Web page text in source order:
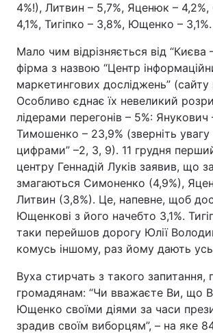
4%!), Литвин – 5,7%, Яценюк –
4,1%, Тигіпко – 3,8%, Ющенко – 3,1%.
Мало чим відрізняється від “Києва
фірма з назвою “Центр
маркетингових досліджень” (сайту
Особливо єднає їх невеликий
лідерами перегонів – 5%: Янукович
Тимошенко – 23,9% (зверніть увагу
цифрами” –2, 3, 9). 11 грудня
центру Геннадій Луків заявив, що
змагаються Симоненко (4,9%),
Литвин (3,8%). Це, напевне, щоб
Ющенкові з його начебто 3,1%.
таки перейшов дорогу Юлії
комусь іншому, раз йому дають
Вуха стирчать з такого запитання,
громадянам: “Чи вважаєте Ви, що
Ющенко своїми діями за часи
зрадив своїм виборцям”, – на яке